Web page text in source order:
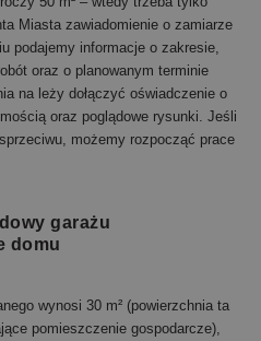
Miasta zawiadomienie o zamiarze
podajemy informacje o zakresie,
oraz o planowanym terminie
na leży dołączyć oświadczenie o
oraz poglądowe rysunki. Jeśli
możemy rozpocząć prace
garażu
domu
wynosi 30 m² (powierzchnia ta
pomieszczenie gospodarcze),